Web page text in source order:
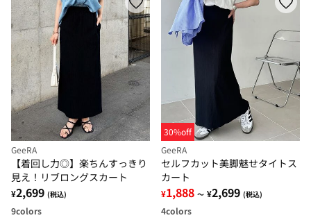
GeeRA
【着回し力◎】楽ちんすっきり
見え！リブロングスカート
¥2,699 (税込)
9colors
30%off
GeeRA
セルフカット美脚魅せタイトス
カート
¥1,888 ～ ¥2,699 (税込)
4colors